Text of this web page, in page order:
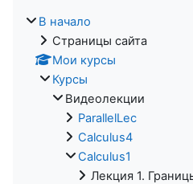
В начало
Страницы сайта
Мои курсы
Курсы
Видеолекции
ParallelLec
Calculus4
Calculus1
Лекция 1.